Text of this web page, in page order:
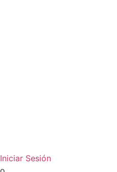
Iniciar Sesión